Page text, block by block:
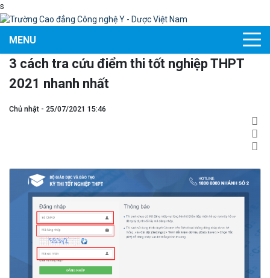
s
MENU
3 cách tra cứu điểm thi tốt nghiệp THPT
2021 nhanh nhất
Chủ nhật - 25/07/2021 15:46